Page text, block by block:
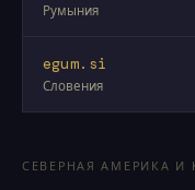
Румыния
egum.si
Словения
СЕВЕРНАЯ АМЕРИКА И